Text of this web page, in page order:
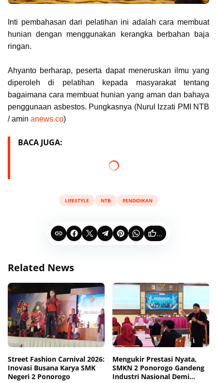
Inti pembahasan dari pelatihan ini adalah cara membuat
hunian dengan menggunakan kerangka berbahan baja
ringan.
Ahyanto berharap, peserta dapat meneruskan ilmu yang
diperoleh di pelatihan kepada masyarakat tentang
bagaimana cara membuat hunian yang aman dan bahaya
penggunaan asbestos. Pungkasnya (Nurul Izzati PMI NTB
/ amin anews.co)
BACA JUGA:
LIFESTYLE NTB PENDIDIKAN
...
Related News
Street Fashion Carnival 2026:
Inovasi Busana Karya SMK
Negeri 2 Ponorogo
Mengukir Prestasi Nyata,
SMKN 2 Ponorogo Gandeng
Industri Nasional Demi